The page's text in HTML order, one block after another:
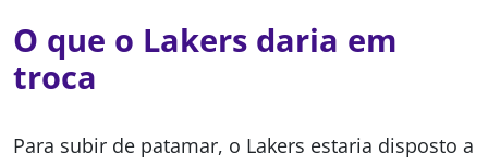
O que o Lakers daria em
troca
Para subir de patamar, o Lakers estaria disposto a